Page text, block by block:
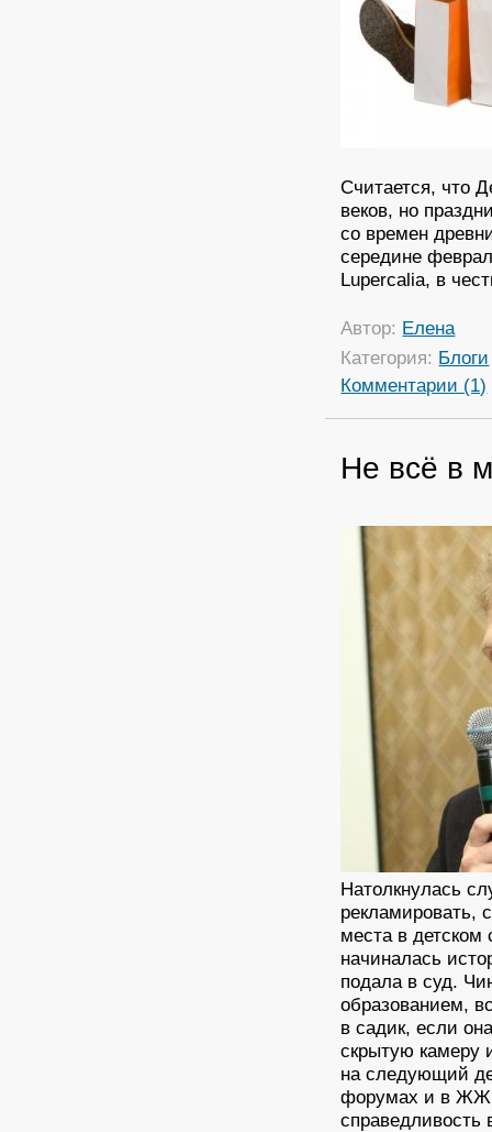
Считается, что
веков, но
со времен
середине
Lupercalia, в
Автор: Елена
Категория: Блоги
Комментарии (1)
Не всё в
Натолкнулась
рекламировать,
места в детском
начиналась
подала в суд.
образованием,
в садик, если
скрытую камеру
на следующий
форумах и в ЖЖ
справедливость